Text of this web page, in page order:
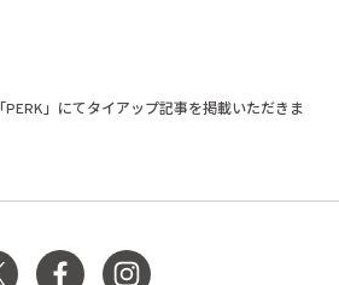
「PERK」にてタイアップ記事を掲載いただきま